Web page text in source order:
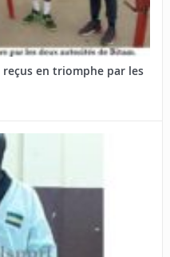
en triomphe par les